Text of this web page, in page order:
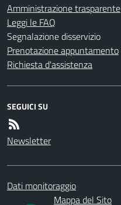
Amministrazione trasparente
Leggi le FAQ
Segnalazione disservizio
Prenotazione appuntamento
Richiesta d'assistenza
SEGUICI SU
Newsletter
Dati monitoraggio
Mappa del Sito